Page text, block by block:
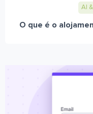
AI
O que é o